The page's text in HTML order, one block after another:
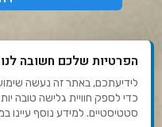
תנאי
הפרטיות שלכם חשובה לנו
כדי לספק חוויית גלישה טובה
סטטיסטיים. למידע נוסף עיינו